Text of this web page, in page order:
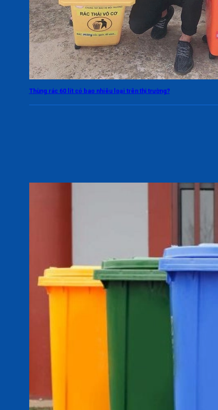
Thùng rác 60 lít có bao nhiêu loại trên thị trường?